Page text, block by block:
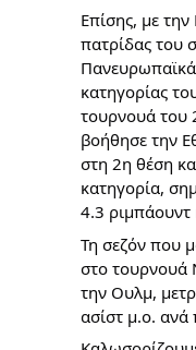
Επίσης, με
πατρίδας του
κατηγορίας
τουρνουά του
βοήθησε την
στη 2η θέση
κατηγορία,
4.3 ριμπάουντ
Τη σεζόν που
στο τουρνουά
την Ουλμ,
ασίστ μ.ο. ανά